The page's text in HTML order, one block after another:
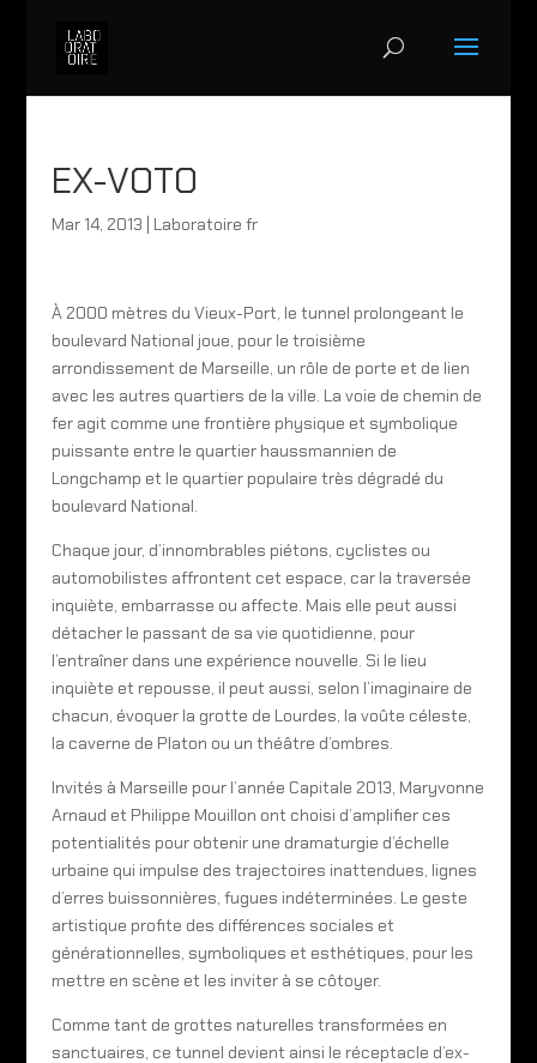
EX-VOTO
Mar 14, 2013 Laboratoire fr
À 2000 mètres du Vieux-Port, le tunnel prolongeant le
boulevard National joue, pour le troisième
arrondissement de Marseille, un rôle de porte et de lien
avec les autres quartiers de la ville. La voie de chemin de
fer agit comme une frontière physique et symbolique
puissante entre le quartier haussmannien de
Longchamp et le quartier populaire très dégradé du
boulevard National.
Chaque jour, d’innombrables piétons, cyclistes ou
automobilistes affrontent cet espace, car la traversée
inquiète, embarrasse ou affecte. Mais elle peut aussi
détacher le passant de sa vie quotidienne, pour
l’entraîner dans une expérience nouvelle. Si le lieu
inquiète et repousse, il peut aussi, selon l’imaginaire de
chacun, évoquer la grotte de Lourdes, la voûte céleste,
la caverne de Platon ou un théâtre d’ombres.
Invités à Marseille pour l’année Capitale 2013, Maryvonne
Arnaud et Philippe Mouillon ont choisi d’amplifier ces
potentialités pour obtenir une dramaturgie d’échelle
urbaine qui impulse des trajectoires inattendues, lignes
d’erres buissonnières, fugues indéterminées. Le geste
artistique profite des différences sociales et
générationnelles, symboliques et esthétiques, pour les
mettre en scène et les inviter à se côtoyer.
Comme tant de grottes naturelles transformées en
sanctuaires, ce tunnel devient ainsi le réceptacle d’ex-